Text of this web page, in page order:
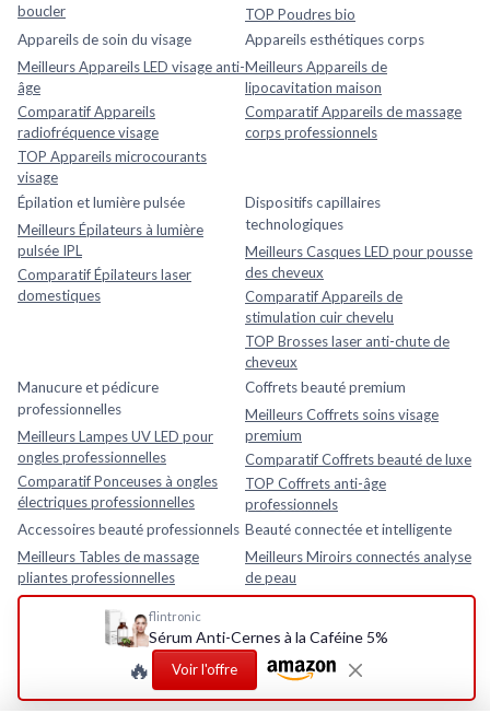
flintronic
Sérum Anti-Cernes à la Caféine 5%
🔥 Voir l'offre
boucler
TOP Poudres bio
Appareils de soin du visage
Meilleurs Appareils LED visage anti-
âge
Comparatif Appareils
radiofréquence visage
TOP Appareils microcourants
visage
Appareils esthétiques corps
Meilleurs Appareils de
lipocavitation maison
Comparatif Appareils de massage
corps professionnels
Épilation et lumière pulsée
Meilleurs Épilateurs à lumière
pulsée IPL
Comparatif Épilateurs laser
domestiques
Dispositifs capillaires
technologiques
Meilleurs Casques LED pour pousse
des cheveux
Comparatif Appareils de
stimulation cuir chevelu
TOP Brosses laser anti-chute de
cheveux
Manucure et pédicure
professionnelles
Meilleurs Lampes UV LED pour
ongles professionnelles
Comparatif Ponceuses à ongles
électriques professionnelles
Coffrets beauté premium
Meilleurs Coffrets soins visage
premium
Comparatif Coffrets beauté de luxe
TOP Coffrets anti-âge
professionnels
Accessoires beauté professionnels
Meilleurs Tables de massage
pliantes professionnelles
Comparatif Loupes esthétiques
avec lampe LED
TOP Fauteuils esthétiques
Beauté connectée et intelligente
Meilleurs Miroirs connectés analyse
de peau
Comparatif Analyseurs de peau
TOP Appareils beauté intelligents
avec application mobile
Rasage et soins homme